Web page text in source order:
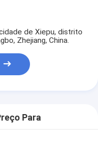
de Xiepu, distrito
Zhejiang, China.
Para